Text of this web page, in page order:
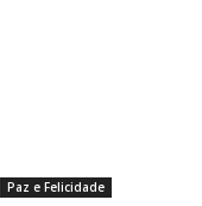
Paz e Felicidade